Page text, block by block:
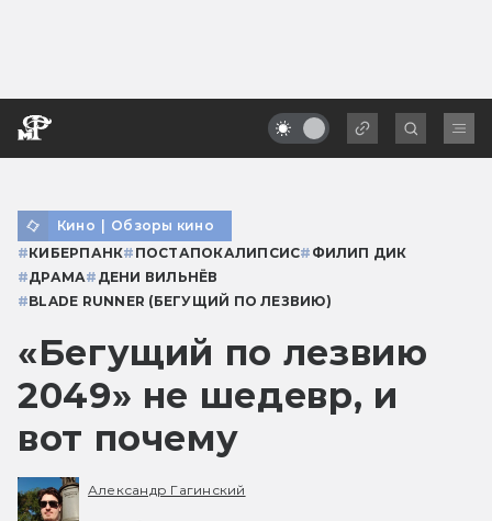
Кино | Обзоры кино
#КИБЕРПАНК# ПОСТАПОКАЛИПСИС# ФИЛИП ДИК
#ДРАМА# ДЕНИ ВИЛЬНЁВ
#BLADE RUNNER (БЕГУЩИЙ ПО ЛЕЗВИЮ)
«Бегущий по лезвию
2049» не шедевр, и
вот почему
Александр Гагинский